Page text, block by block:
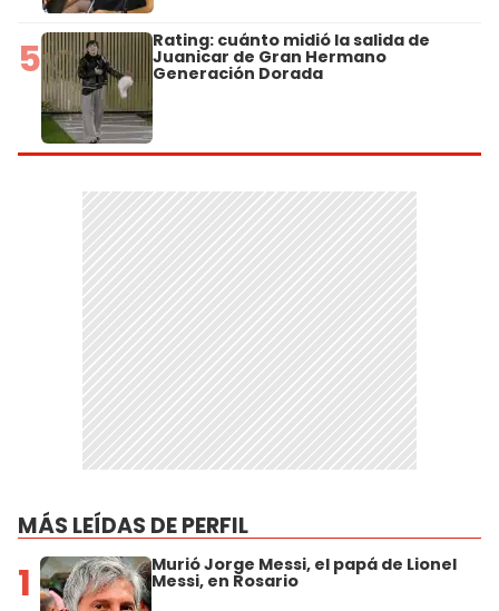
5 Rating: cuánto midió la salida de
Juanicar de Gran Hermano
Generación Dorada
MÁS LEÍDAS DE PERFIL
1 Murió Jorge Messi, el papá de Lionel
Messi, en Rosario